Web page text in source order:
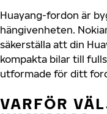
Huayang-fordon är
hängivenheten.
säkerställa att din
kompakta bilar till
utformade för ditt
VARFÖR